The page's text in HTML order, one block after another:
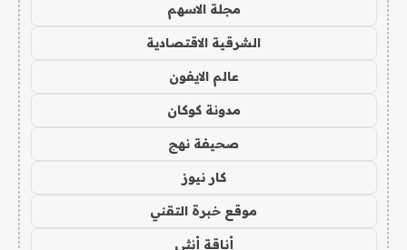
مجلة الاسهم
الشرقية الاقتصادية
عالم الايفون
مدونة كوكان
صحيفة نهج
كار نيوز
موقع خبرة التقني
أناقة أنثى